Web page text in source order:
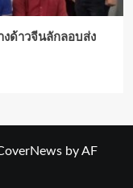
ด้าวจีนลักลอบส่ง
by AF